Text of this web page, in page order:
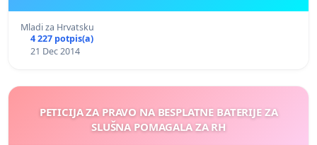
Mladi za Hrvatsku
4 227 potpis(a)
21 Dec 2014
PETICIJA ZA PRAVO NA BESPLATNE BATERIJE ZA
SLUŠNA POMAGALA ZA RH